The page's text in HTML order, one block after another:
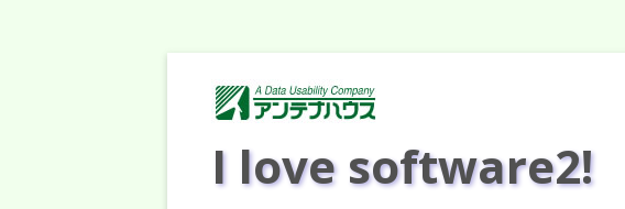
I love software2!